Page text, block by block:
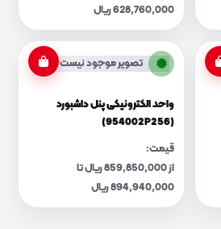
628,760,000 ریال
تصویر موجود نیست
واحد الکترونیکی پنل داشبورد
(954002P256)
قیمت:
از 859,850,000 ریال تا
894,940,000 ریال